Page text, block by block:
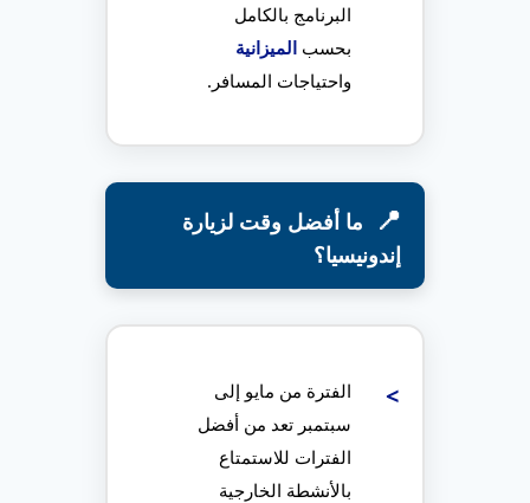
البرنامج بالكامل
بحسب الميزانية
واحتياجات المسافر.
ما أفضل وقت لزيارة
إندونيسيا؟
الفترة من مايو إلى
سبتمبر تعد من أفضل
الفترات للاستمتاع
بالأنشطة الخارجية